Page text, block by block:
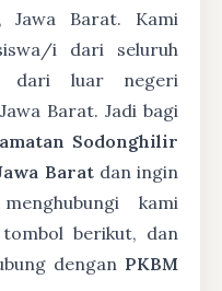
Jawa Barat. Kami
i dari seluruh
dari luar negeri
Barat. Jadi bagi
Sodonghilir
Baratdan ingin
kami
berikut, dan
dengan PKBM